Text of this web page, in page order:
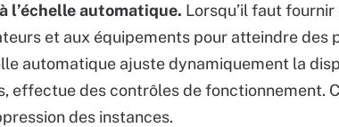
l’échelle automatique. Lorsqu’il faut
et aux équipements pour atteindre des
automatique ajuste dynamiquement la
effectue des contrôles de fonctionnement.
des instances.